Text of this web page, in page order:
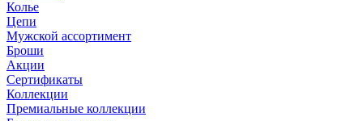
Колье
Цепи
Мужской ассортимент
Броши
Акции
Сертификаты
Коллекции
Премиальные коллекции